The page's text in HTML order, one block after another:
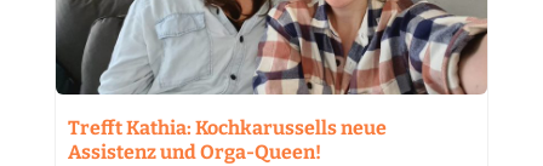
Trefft Kathia: Kochkarussells neue
Assistenz und Orga-Queen!